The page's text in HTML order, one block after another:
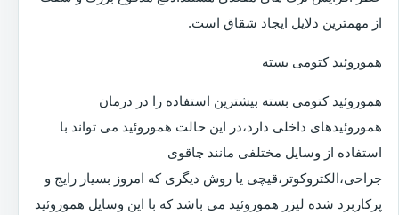
از مهمترین دلایل ایجاد شقاق است.
هموروئید کتومی بسته
هموروئید کتومی بسته بیشترین استفاده را در درمان
هموروئیدهای داخلی دارد،در این حالت هموروئید می تواند با
استفاده از وسایل مختلفی مانند چاقوی
جراحی،الکتروکوتر،قیچی یا روش دیگری که امروز بسیار رایج و
پرکاربرد شده لیزر هموروئید می باشد که با این وسایل هموروئید